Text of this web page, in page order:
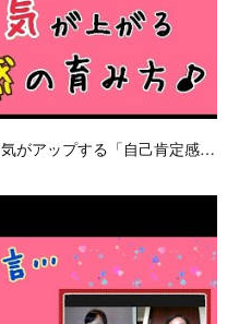
がアップする「自己肯定感…